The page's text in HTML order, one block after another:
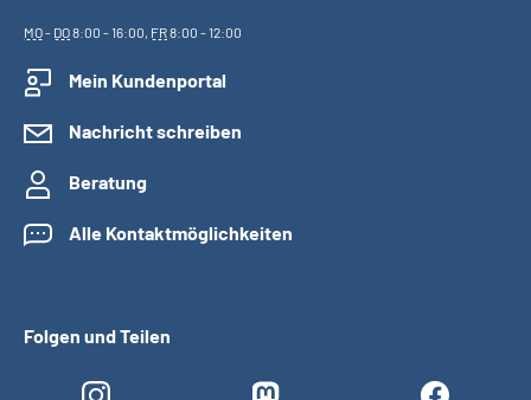
MO- DO8:00 - 16:00, FR8:00 - 12:00
Mein Kundenportal
Nachricht schreiben
Beratung
Alle Kontaktmöglichkeiten
Folgen und Teilen